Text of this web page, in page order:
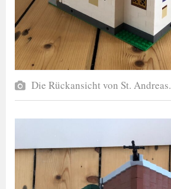
Die Rückansicht von St. Andreas.